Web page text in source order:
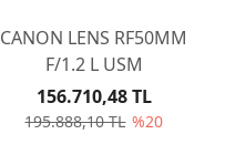
CANON LENS RF50MM
F/1.2 L USM
195.888,10 TL %20
156.710,48 TL